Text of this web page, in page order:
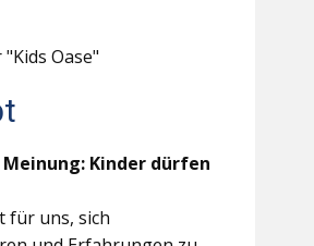
Oase"
Kinder dürfen
für uns, sich